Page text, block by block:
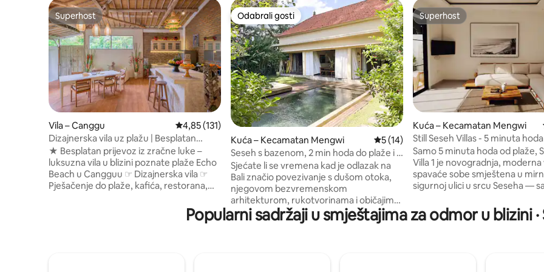
Superhost
Superhost
Vila – Canggu Prosječna ocjena: 4,85/5, recenzija: 131
4,85 (131)
Dizajnerska vila uz plažu | Besplatan
prijevoz iz zračne luke
★ Besplatan prijevoz iz zračne luke –
luksuzna vila u blizini poznate plaže Echo
Beach u Cangguu ☞ Dizajnerska vila ☞
Pješačenje do plaže, kafića, restorana,
Surfanje + privatni pristup plaži ☞ Bazen i
prostor za opuštanje u zatvorenom/na
Odabrali gosti
Odabrali gosti
Kuća – Kecamatan Mengwi Prosječna ocjena: 5/5, recenzija: 14
5 (14)
Seseh s bazenom, 2 min hoda do plaže i u
blizini Canggua
Sjećate li se vremena kad je odlazak na
Bali značio povezivanje s dušom otoka,
njegovom bezvremenskom
arhitekturom, rukotvorinama i običajima
koji unose sklad u svaki dan? Ova vila
vraća tu čaroliju. Smješten u samom srcu
Superhost
Superhost
Kuća – Kecamatan Mengwi
Still Seseh Villas - 5 minuta
Samo 5 minuta hoda od plaže,
Villa 1 je novogradnja, moderna
spavaće sobe smještena u
sigurnoj ulici u srcu Seseha —
Smještena u jednoj od
novih četvrti Balija, sve što vam
trgovine namirnicama i moderni
Popularni sadržaji u smještajima za odmor u blizini ·